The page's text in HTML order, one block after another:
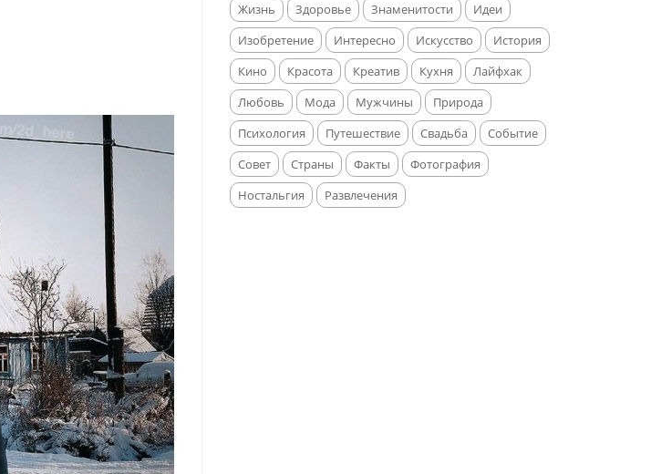
Жизнь
Здоровье Знаменитости
Идеи
Изобретение
Интересно Искусство
История
Кино
Красота Креатив Кухня
Лайфхак
Любовь
Мода Мужчины
Природа
Психология
Путешествие Свадьба
Событие
Совет
Страны Факты
Фотография
Ностальгия
Развлечения